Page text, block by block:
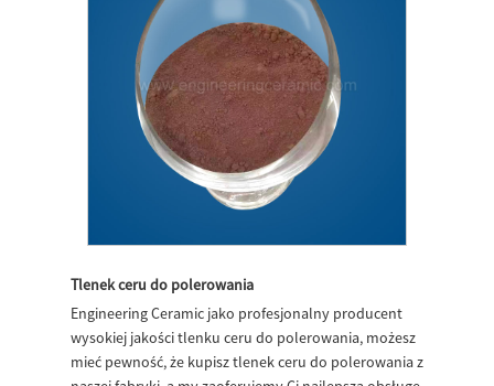
Tlenek ceru do polerowania
Engineering Ceramic jako profesjonalny producent
wysokiej jakości tlenku ceru do polerowania, możesz
mieć pewność, że kupisz tlenek ceru do polerowania z